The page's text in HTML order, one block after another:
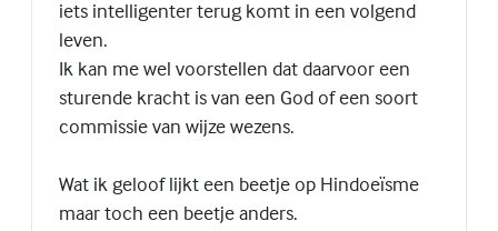
iets intelligenter terug komt in een volgend
leven.
Ik kan me wel voorstellen dat daarvoor een
sturende kracht is van een God of een soort
commissie van wijze wezens.
Wat ik geloof lijkt een beetje op Hindoeïsme
maar toch een beetje anders.